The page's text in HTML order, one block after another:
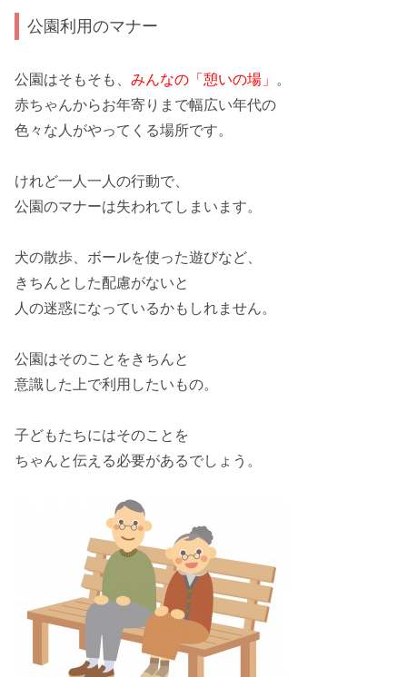
公園利用のマナー
公園はそもそも、 みんなの「憩いの場」
。
赤ちゃんからお年寄りまで幅広い年代の
色々な人がやってくる場所です。
けれど一人一人の行動で
公園のマナーは失われてしまいます。
犬の散歩、ボールを使った遊びなど、
きちんとした配慮がないと
人の迷惑になっているかもしれません。
公園はそのことをきちんと
意識した上で利用したいもの。
子どもたちにはそのことを
ちゃんと伝える必要があるでしょう。